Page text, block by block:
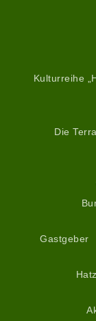
Kulturreihe
Die
Gastgeber